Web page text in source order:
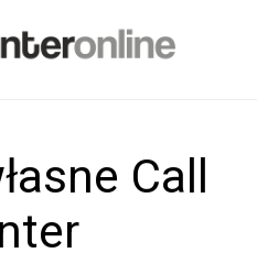
Call